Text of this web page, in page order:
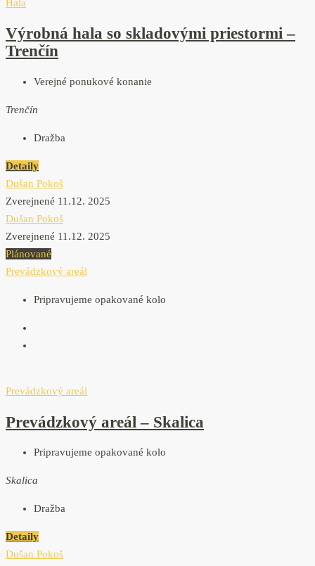
Hala
Výrobná hala so skladovými priestormi –
Trenčín
Verejné ponukové konanie
Trenčín
Dražba
Detaily
Dušan Pokoš
Zverejnené 11.12. 2025
Dušan Pokoš
Zverejnené 11.12. 2025
Plánované
Prevádzkový areál
Pripravujeme opakované kolo
Prevádzkový areál
Prevádzkový areál – Skalica
Pripravujeme opakované kolo
Skalica
Dražba
Detaily
Dušan Pokoš